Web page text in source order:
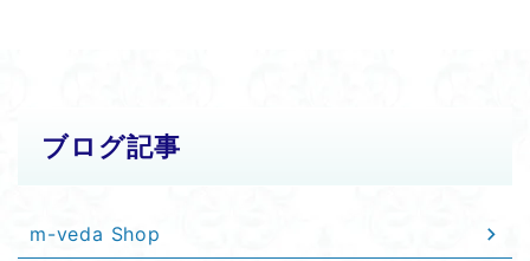
ブログ記事
m-veda Shop